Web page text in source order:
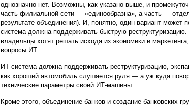
однозначно нет. Возможны, как указано выше, и
часть филиальной сети — «единообразна», а часть —
результате объединения). И, понятно, один вариант может
система должна поддерживать быструю
владельцы хотят решать исходя из экономики и
вопросы ИТ.
ИТ-система должна поддерживать реструктуризацию,
как хороший автомобиль слушается руля — а уж куда
технические параметры своей ИТ-машины.
Кроме этого, объединение банков и создание банковских